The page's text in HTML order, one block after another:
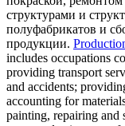
структурами и
полуфабрикатов и
продукции.
includes occupations
providing transport
and accidents;
accounting for
painting, repairing and